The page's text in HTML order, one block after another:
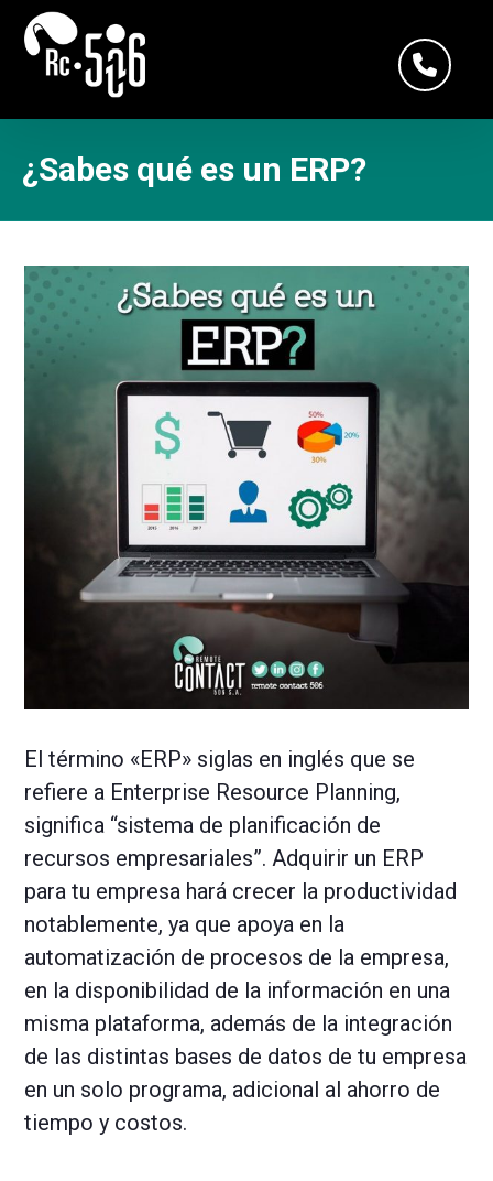
¿Sabes qué es un ERP?
El término «ERP» siglas en inglés que se
refiere a Enterprise Resource Planning,
significa “sistema de planificación de
recursos empresariales”. Adquirir un ERP
para tu empresa hará crecer la productividad
notablemente, ya que apoya en la
automatización de procesos de la empresa,
en la disponibilidad de la información en una
misma plataforma, además de la integración
de las distintas bases de datos de tu empresa
en un solo programa, adicional al ahorro de
tiempo y costos.